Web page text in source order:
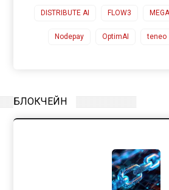
DISTRIBUTE AI FLOW3
Nodepay OptimAI teneo
БЛОКЧЕЙН